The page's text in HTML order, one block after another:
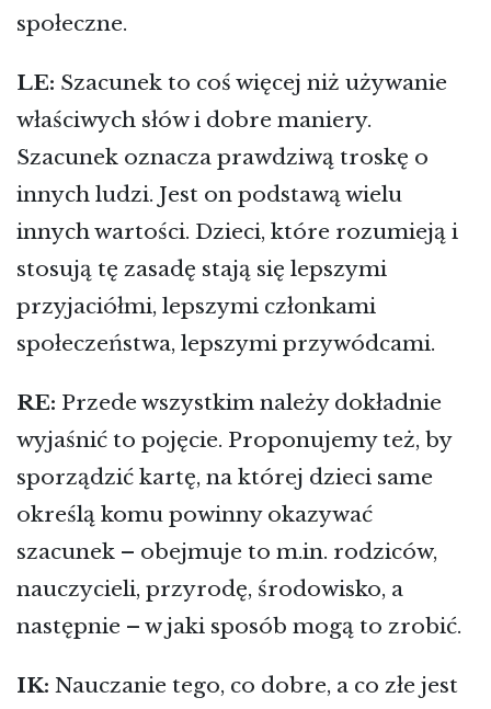
społeczne.
LE: Szacunek to coś więcej niż używanie
właściwych słów i dobre maniery.
Szacunek oznacza prawdziwą troskę o
innych ludzi. Jest on podstawą wielu
innych wartości. Dzieci, które rozumieją i
stosują tę zasadę stają się lepszymi
przyjaciółmi, lepszymi członkami
społeczeństwa, lepszymi przywódcami.
RE: Przede wszystkim należy dokładnie
wyjaśnić to pojęcie. Proponujemy też, by
sporządzić kartę, na której dzieci same
określą komu powinny okazywać
szacunek – obejmuje to m.in. rodziców,
nauczycieli, przyrodę, środowisko, a
następnie – w jaki sposób mogą to zrobić.
IK: Nauczanie tego, co dobre, a co złe jest